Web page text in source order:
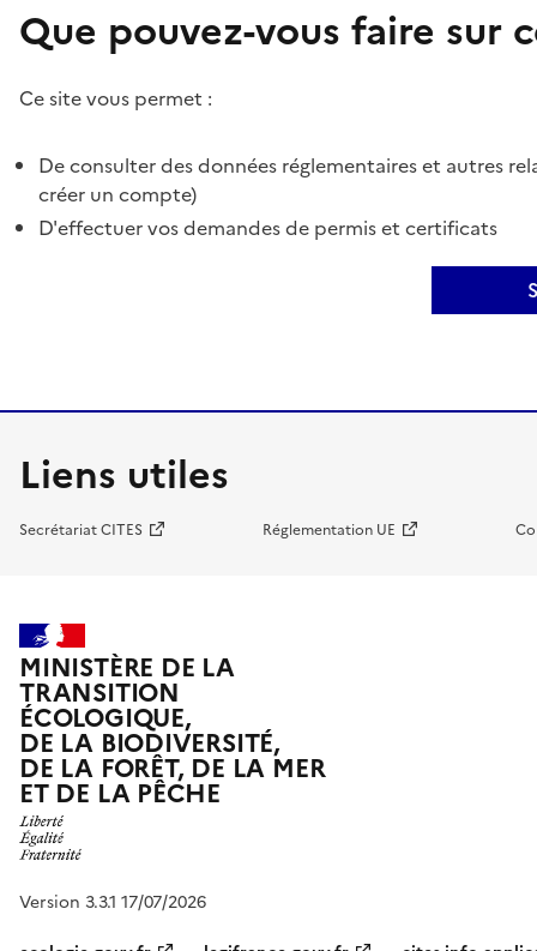
Que pouvez-vous faire sur
Ce site vous permet :
De consulter des données réglementaires et autres
créer un compte)
D'effectuer vos demandes de permis et certificats
Liens utiles
Secrétariat CITES Réglementation UE
MINISTÈRE DE LA
TRANSITION
ÉCOLOGIQUE,
DE LA BIODIVERSITÉ,
DE LA FORÊT, DE LA MER
ET DE LA PÊCHE
Version 3.3.1 17/07/2026